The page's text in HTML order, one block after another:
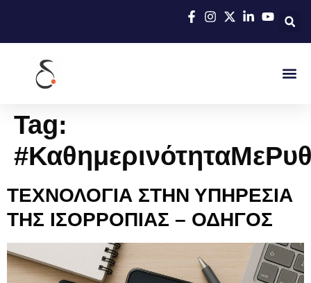
Tag:
ΤΕΧΝΟΛΟΓΙΑ ΣΤΗΝ ΥΠΗΡΕΣΙΑ
ΤΗΣ ΙΣΟΡΡΟΠΙΑΣ – ΟΔΗΓΟΣ